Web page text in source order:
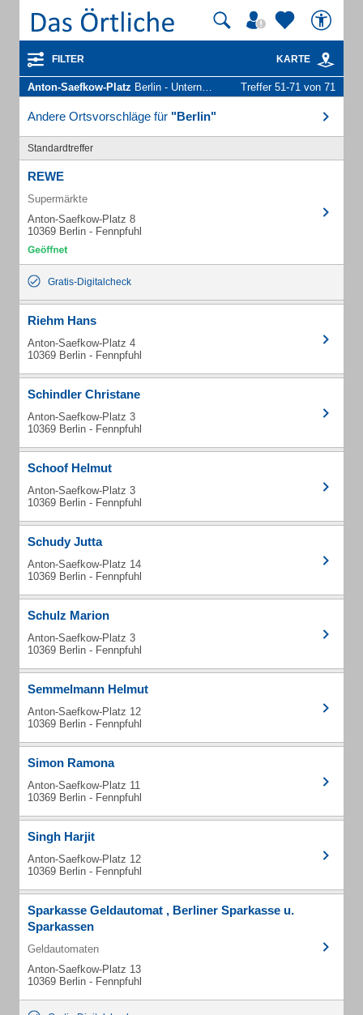
FILTER KARTE
Anton-Saefkow-Platz Berlin - Unternehmen und Personen Treffer 51-71 von 71
Andere Ortsvorschläge für "Berlin"
Standardtreffer
REWE
Supermärkte
Anton-Saefkow-Platz 8
10369 Berlin - Fennpfuhl
Gratis-Digitalcheck
Riehm Hans
Anton-Saefkow-Platz 4
10369 Berlin - Fennpfuhl
Schindler Christane
Anton-Saefkow-Platz 3
10369 Berlin - Fennpfuhl
Schoof Helmut
Anton-Saefkow-Platz 3
10369 Berlin - Fennpfuhl
Schudy Jutta
Anton-Saefkow-Platz 14
10369 Berlin - Fennpfuhl
Schulz Marion
Anton-Saefkow-Platz 3
10369 Berlin - Fennpfuhl
Semmelmann Helmut
Anton-Saefkow-Platz 12
10369 Berlin - Fennpfuhl
Simon Ramona
Anton-Saefkow-Platz 11
10369 Berlin - Fennpfuhl
Singh Harjit
Anton-Saefkow-Platz 12
10369 Berlin - Fennpfuhl
Sparkasse Geldautomat , Berliner Sparkasse u.
Sparkassen
Geldautomaten
Anton-Saefkow-Platz 13
10369 Berlin - Fennpfuhl